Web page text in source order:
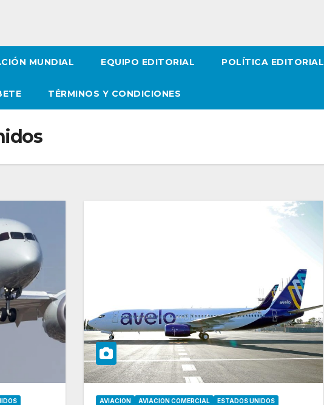
MUNDIAL EQUIPO EDITORIAL POLÍTICA EDITORIAL
TÉRMINOS Y CONDICIONES
AVIACION AVIACION COMERCIAL ESTADOS UNIDOS